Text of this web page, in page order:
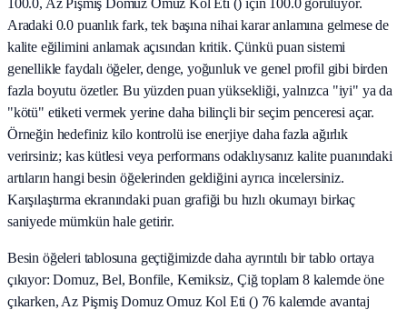
Aradaki 0.0 puanlık fark, tek başına nihai karar anlamına gelmese de
kalite eğilimini anlamak açısından kritik. Çünkü puan sistemi
genellikle faydalı öğeler, denge, yoğunluk ve genel profil gibi birden
fazla boyutu özetler. Bu yüzden puan yüksekliği, yalnızca "iyi" ya da
"kötü" etiketi vermek yerine daha bilinçli bir seçim penceresi açar.
Örneğin hedefiniz kilo kontrolü ise enerjiye daha fazla ağırlık
verirsiniz; kas kütlesi veya performans odaklıysanız kalite puanındaki
artıların hangi besin öğelerinden geldiğini ayrıca incelersiniz.
Karşılaştırma ekranındaki puan grafiği bu hızlı okumayı birkaç
saniyede mümkün hale getirir.
Besin öğeleri tablosuna geçtiğimizde daha ayrıntılı bir tablo ortaya
çıkıyor: Domuz, Bel, Bonfile, Kemiksiz, Çiğ toplam 8 kalemde öne
çıkarken, Az Pişmiş Domuz Omuz Kol Eti () 76 kalemde avantaj